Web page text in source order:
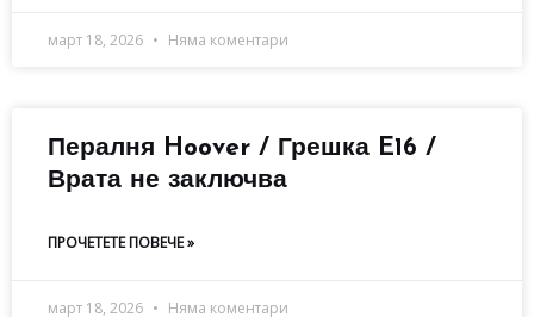
март 18, 2026 Няма коментари
Пералня Hoover / Грешка E16 /
Врата не заключва
ПРОЧЕТЕТЕ ПОВЕЧЕ »
март 18, 2026 Няма коментари